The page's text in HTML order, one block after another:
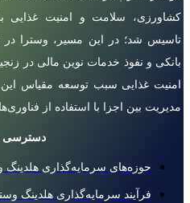
کشاورزی، سلامت و امنیت
تاسیس شد؛ در این مسیر، وسترا در
بانکی و نفوذ خدمات نوین مالی در
امنیت غذایی سبب توسعه مقیاس
مدیریت بین اجزا با استفاده از
دسترسی
حوزه‌های سرمایه‌گذاری هلدینگ
فرآیند سرمایه‌گذاری هلدینگ